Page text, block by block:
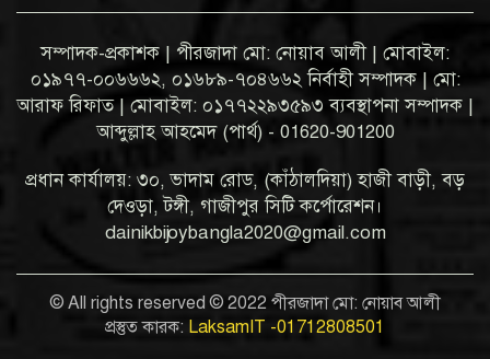
সম্পাদক-প্রকাশক | পীরজাদা মো: নোয়াব আলী | মোবাইল:
০১৯৭৭-০০৬৬৬২, ০১৬৮৯-৭০৪৬৬২ নির্বাহী সম্পাদক | মো:
আরাফ রিফাত | মোবাইল: ০১৭৭২২৯৩৫৯৩ ব্যবস্থাপনা সম্পাদক |
আব্দুল্লাহ আহমেদ (পার্থ) - 01620-901200
প্রধান কার্যালয়: ৩০, ভাদাম রোড, (কাঁঠালদিয়া) হাজী বাড়ী, বড়
দেওড়া, টঙ্গী, গাজীপুর সিটি কর্পোরেশন।
dainikbijoybangla2020@gmail.com
© All rights reserved © 2022 পীরজাদা মো: নোয়াব আলী
প্রস্তুত কারক: LaksamIT -01712808501